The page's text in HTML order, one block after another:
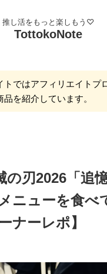
推し活をもっと楽しもう♡
TottokoNote
トではアフィリエイトプ
品を紹介しています。
刃2026「追
ニューを食べ
ナーレポ】